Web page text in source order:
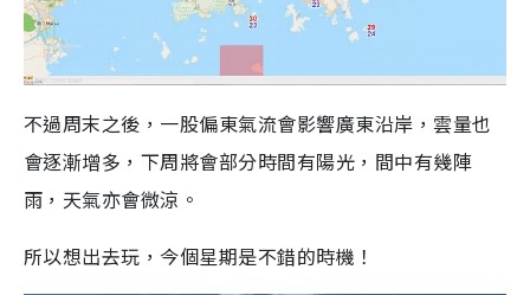
不過周末之後，一股偏東氣流會影響廣東沿岸，雲量也
會逐漸增多，下周將會部分時間有陽光，間中有幾陣
雨，天氣亦會微涼。
所以想出去玩，今個星期是不錯的時機！